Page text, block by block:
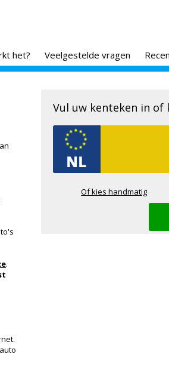
het? Veelgestelde vragen
.
Vul uw kenteken in of
Of kies handmatig